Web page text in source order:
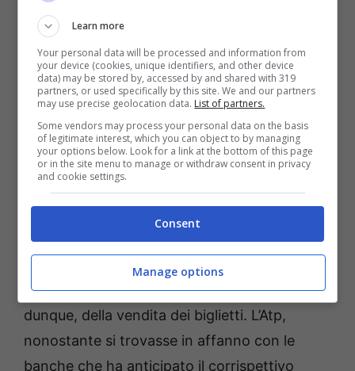
provincia, Franco Meschino, ha intavolato
una trattativa con tre rappresentanti
dell’amministrazione comunale, la dirigente
del settore trasporti della Polizia locale
Taglialatela e, appunto, da venerdì, con il neo
assessore al bilancio Biagio Attardi.
La situazione economico-occupazionale
dell’Atp è giunta, purtroppo, in un punto di
non ritorno. Il Covid ed il lockdown hanno
provocato un crollo dell’utenza del 60% e,
dunque, della vendita dei biglietti. L’Atp,
nonostante si trovasse in affanno con le
banche che ha anticipato il corrispettivo
Learn more
Your personal data will be processed and information from
your device (cookies, unique identifiers, and other device
data) may be stored by, accessed by and shared with 319
partners, or used specifically by this site. We and our partners
may use precise geolocation data. List of partners.
Some vendors may process your personal data on the basis
of legitimate interest, which you can object to by managing
your options below. Look for a link at the bottom of this page
or in the site menu to manage or withdraw consent in privacy
and cookie settings.
Consent
Manage options